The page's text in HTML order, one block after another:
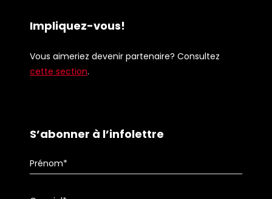
Impliquez-vous!
Vous aimeriez devenir partenaire? Consultez
cette section.
S’abonner à l’infolettre